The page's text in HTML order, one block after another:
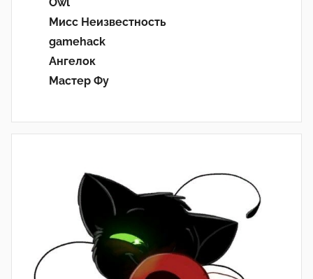
Мисс Неизвестность
gamehack
Ангелок
Мастер Фу